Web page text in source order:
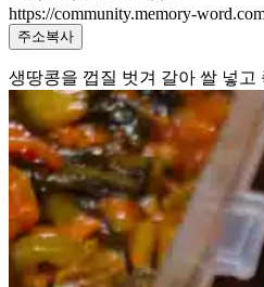
https://community.memory-
주소복사
생땅콩을 껍질 벗겨 갈아 쌀 넣고